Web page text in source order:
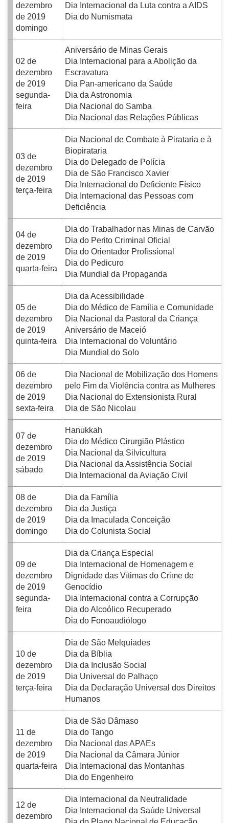
dezembro
de 2019
domingo
Dia Internacional da Luta contra a AIDS
Dia do Numismata
02 de
dezembro
de 2019
segunda-
feira
Aniversário de Minas Gerais
Dia Internacional para a Abolição da
Escravatura
Dia Pan-americano da Saúde
Dia da Astronomia
Dia Nacional do Samba
Dia Nacional das Relações Públicas
03 de
dezembro
de 2019
terça-feira
Dia Nacional de Combate à Pirataria e à
Biopirataria
Dia do Delegado de Polícia
Dia de São Francisco Xavier
Dia Internacional do Deficiente Físico
Dia Internacional das Pessoas com
Deficiência
04 de
dezembro
de 2019
quarta-feira
Dia do Trabalhador nas Minas de Carvão
Dia do Perito Criminal Oficial
Dia do Orientador Profissional
Dia do Pedicuro
Dia Mundial da Propaganda
05 de
dezembro
de 2019
quinta-feira
Dia da Acessibilidade
Dia do Médico de Família e Comunidade
Dia Nacional da Pastoral da Criança
Aniversário de Maceió
Dia Internacional do Voluntário
Dia Mundial do Solo
06 de
dezembro
de 2019
sexta-feira
Dia Nacional de Mobilização dos Homens
pelo Fim da Violência contra as Mulheres
Dia Nacional do Extensionista Rural
Dia de São Nicolau
07 de
dezembro
de 2019
sábado
Hanukkah
Dia do Médico Cirurgião Plástico
Dia Nacional da Silvicultura
Dia Nacional da Assistência Social
Dia lnternacional da Aviação Civil
08 de
dezembro
de 2019
domingo
Dia da Família
Dia da Justiça
Dia da Imaculada Conceição
Dia do Colunista Social
09 de
dezembro
de 2019
segunda-
feira
Dia da Criança Especial
Dia Internacional de Homenagem e
Dignidade das Vítimas do Crime de
Genocídio
Dia Internacional contra a Corrupção
Dia do Alcoólico Recuperado
Dia do Fonoaudiólogo
10 de
dezembro
de 2019
terça-feira
Dia de São Melquíades
Dia da Bíblia
Dia da Inclusão Social
Dia Universal do Palhaço
Dia da Declaração Universal dos Direitos
Humanos
11 de
dezembro
de 2019
quarta-feira
Dia de São Dâmaso
Dia do Tango
Dia Nacional das APAEs
Dia Nacional da Câmara Júnior
Dia Internacional das Montanhas
Dia do Engenheiro
12 de
dezembro
Dia Internacional da Neutralidade
Dia Internacional da Saúde Universal